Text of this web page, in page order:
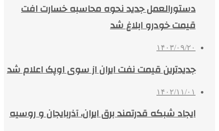
دستورالعمل جدید نحوه محاسبه خسارت افت
قیمت خودرو ابلاغ شد
۱۴۰۳/۰۹/۲۰
جدیدترین قیمت نفت ایران از سوی اوپک اعلام شد
۱۴۰۲/۱۱/۰۱
ایجاد شبکه قدرتمند برق ایران، آذربایجان و روسیه